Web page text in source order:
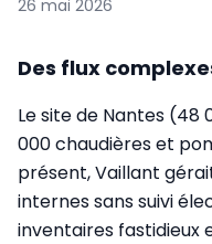
26 mai 2026
Des flux
Le site de Nantes (48
000 chaudières et
présent, Vaillant
internes sans suivi
inventaires fastidieux